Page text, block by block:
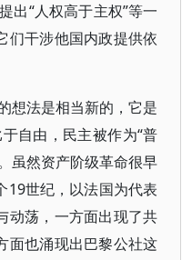
出“人权高于主权”等一
们干涉他国内政提供依
想法是相当新的，它是
自由，民主被作为“普
虽然资产阶级革命很早
19世纪，以法国为代表
动荡，一方面出现了共
面也涌现出巴黎公社这